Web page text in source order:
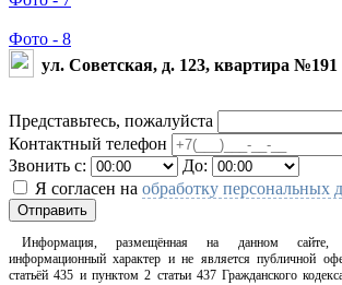
Фото - 8
ул. Советская, д. 123, квартира №191
Представьтесь, пожалуйста
Контактный телефон
Звонить с:
До:
Я согласен на обработку персональных
Отправить
Информация, размещённая на данном сайте,
информационный характер и не является публичной
статьёй 435 и пунктом 2 статьи 437 Гражданского